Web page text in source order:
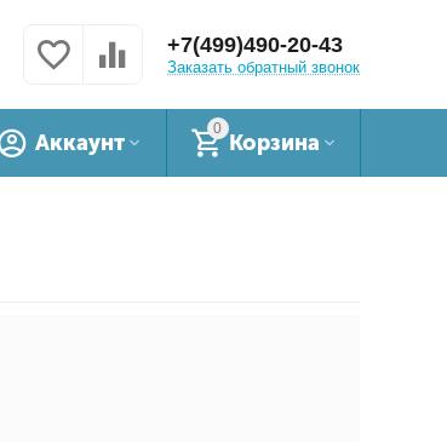
+7(499)490-20-43
Заказать обратный звонок
0
Корзина
Аккаунт